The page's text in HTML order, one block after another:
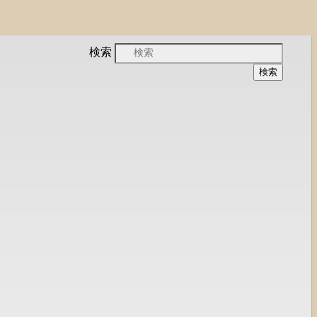
と、被災地支援活動のご紹介
検索